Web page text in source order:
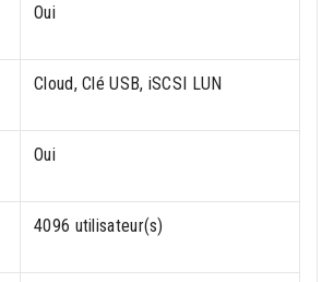
Oui
Cloud, Clé USB, iSCSI LUN
Oui
4096 utilisateur(s)